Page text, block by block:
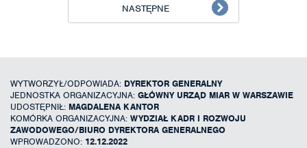
NASTĘPNE
WYTWORZYŁ/ODPOWIADA: DYREKTOR GENERALNY
JEDNOSTKA ORGANIZACYJNA: GŁÓWNY URZĄD MIAR W WARSZAWIE
UDOSTĘPNIŁ: MAGDALENA KANTOR
KOMÓRKA ORGANIZACYJNA: WYDZIAŁ KADR I ROZWOJU
ZAWODOWEGO/BIURO DYREKTORA GENERALNEGO
WPROWADZONO: 12.12.2022